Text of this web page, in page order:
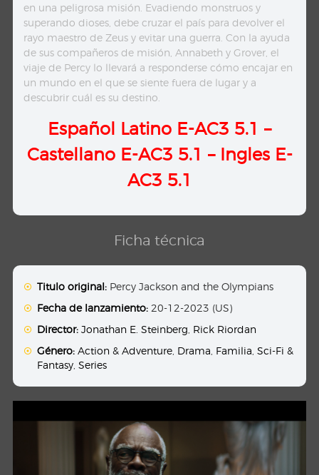
en una peligrosa misión. Evadiendo monstruos y
superando dioses, debe cruzar el país para devolver el
rayo maestro de Zeus y evitar una guerra. Con la ayuda
de sus compañeros de misión, Annabeth y Grover, el
viaje de Percy lo llevará a responderse cómo encajar en
un mundo en el que se siente fuera de lugar y a
descubrir cuál es su destino.
Español Latino E-AC3 5.1 –
Castellano E-AC3 5.1 – Ingles E-
AC3 5.1
Ficha técnica
Titulo original: Percy Jackson and the Olympians
Fecha de lanzamiento: 20-12-2023 (US)
Director: Jonathan E. Steinberg Rick Riordan
Género: Action & Adventure Drama Familia ,Sci-Fi &
Fantasy ,Series